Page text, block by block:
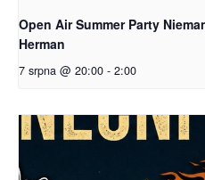
Open Air Summer Party
Herman
7 srpna @ 20:00 - 2:00